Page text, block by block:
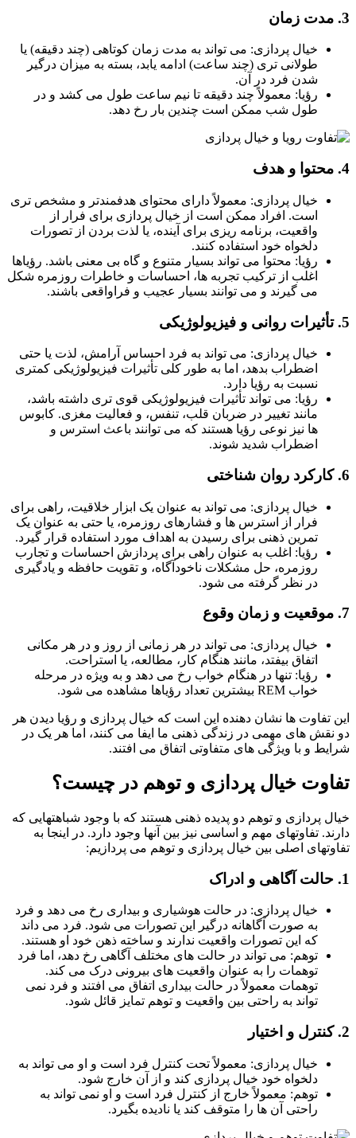
خیال پردازی: می تواند به مدت زمان کوتاهی (چند دقیقه) یا
طولانی تری (چند ساعت) ادامه یابد، بسته به میزان درگیر
شدن فرد در آن.
رؤیا: معمولاً چند دقیقه تا نیم ساعت طول می کشد و در
طول شب ممکن است چندین بار رخ دهد.
خیال پردازی: معمولاً دارای محتوای هدفمندتر و مشخص تری
است. افراد ممکن است از خیال پردازی برای فرار از
واقعیت، برنامه ریزی برای آینده، یا لذت بردن از تصورات
دلخواه خود استفاده کنند.
رؤیا: محتوا می تواند بسیار متنوع و گاه بی معنی باشد. رؤیاها
اغلب از ترکیب تجربه ها، احساسات و خاطرات روزمره شکل
می گیرند و می توانند بسیار عجیب و فراواقعی باشند.
خیال پردازی: می تواند به فرد احساس آرامش، لذت یا حتی
اضطراب بدهد، اما به طور کلی تأثیرات فیزیولوژیکی کمتری
نسبت به رؤیا دارد.
رؤیا: می تواند تأثیرات فیزیولوژیکی قوی تری داشته باشد،
مانند تغییر در ضربان قلب، تنفس، و فعالیت مغزی. کابوس
ها نیز نوعی رؤیا هستند که می توانند باعث استرس و
اضطراب شدید شوند.
خیال پردازی: می تواند به عنوان یک ابزار خلاقیت، راهی برای
فرار از استرس ها و فشارهای روزمره، یا حتی به عنوان یک
تمرین ذهنی برای رسیدن به اهداف مورد استفاده قرار گیرد.
رؤیا: اغلب به عنوان راهی برای پردازش احساسات و تجارب
روزمره، حل مشکلات ناخودآگاه، و تقویت حافظه و یادگیری
در نظر گرفته می شود.
خیال پردازی: می تواند در هر زمانی از روز و در هر مکانی
اتفاق بیفتد، مانند هنگام کار، مطالعه، یا استراحت.
رؤیا: تنها در هنگام خواب رخ می دهد و به ویژه در مرحله
خواب REM بیشترین تعداد رؤیاها مشاهده می شود.
تفاوت ها نشان دهنده این است که خیال پردازی و رؤیا دیدن هر
های مهمی در زندگی ذهنی ما ایفا می کنند، اما هر یک در
و با ویژگی های متفاوتی اتفاق می افتند.
خیال پردازی و توهم در چیست؟
پردازی و توهم دو پدیده ذهنی هستند که با وجود شباهتهایی که
تفاوتهای مهم و اساسی نیز بین آنها وجود دارد. در اینجا به
اصلی بین خیال پردازی و توهم می پردازیم:
خیال پردازی: در حالت هوشیاری و بیداری رخ می دهد و فرد
به صورت آگاهانه درگیر این تصورات می شود. فرد می داند
که این تصورات واقعیت ندارند و ساخته ذهن خود او هستند.
توهم: می تواند در حالت های مختلف آگاهی رخ دهد، اما فرد
توهمات را به عنوان واقعیت های بیرونی درک می کند.
توهمات معمولاً در حالت بیداری اتفاق می افتند و فرد نمی
تواند به راحتی بین واقعیت و توهم تمایز قائل شود.
خیال پردازی: معمولاً تحت کنترل فرد است و او می تواند به
دلخواه خود خیال پردازی کند و از آن خارج شود.
توهم: معمولاً خارج از کنترل فرد است و او نمی تواند به
راحتی آن ها را متوقف کند یا نادیده بگیرد.